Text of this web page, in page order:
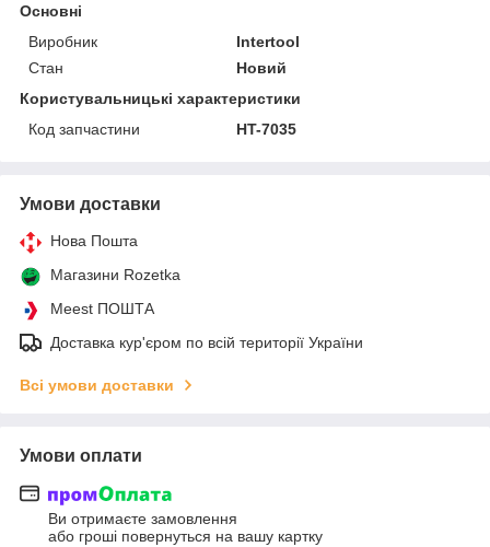
Основні
Виробник
Intertool
Стан
Новий
Користувальницькі характеристики
Код запчастини
HT-7035
Умови доставки
Нова Пошта
Магазини Rozetka
Meest ПОШТА
Доставка кур'єром по всій території України
Всі умови доставки
Умови оплати
Ви отримаєте замовлення
або гроші повернуться на вашу картку